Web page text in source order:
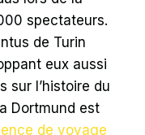
spectateurs.
de Turin
eux aussi
sur l’histoire du
Dortmund est
de voyage